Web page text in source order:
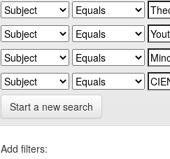
Start a new search
Add filters: